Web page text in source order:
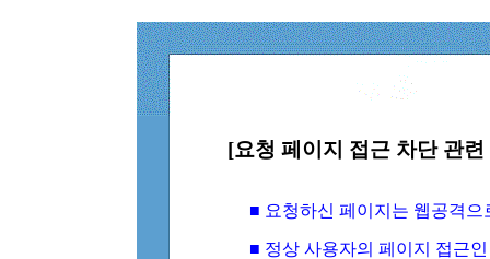
[요청 페이지 접근 차단 관
■ 요청하신 페이지는 웹공격
■ 정상 사용자의 페이지 접근